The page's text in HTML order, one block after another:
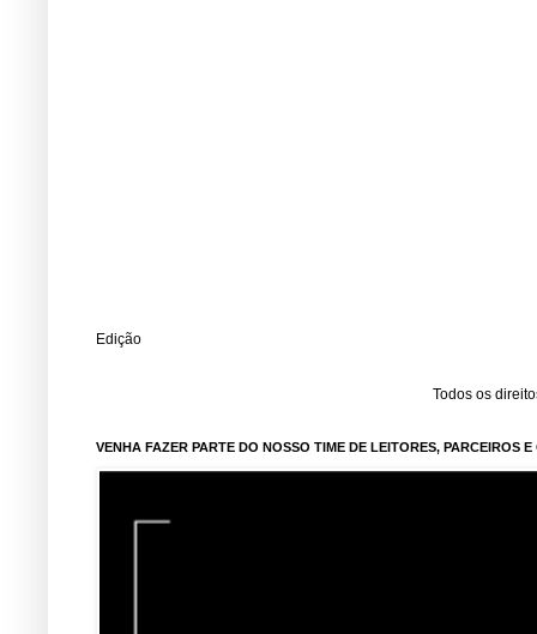
Edição
Todos os
VENHA FAZER PARTE DO NOSSO TIME DE LEITORES, PARCEIROS